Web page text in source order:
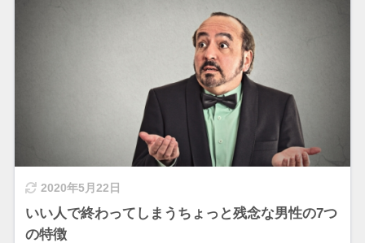
2020年5月22日
いい人で終わってしまうちょっと残念な男性の7つ
の特徴